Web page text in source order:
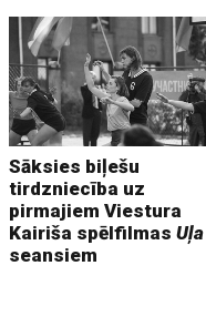
Sāksies biļešu
tirdzniecība uz
pirmajiem Viestura
Kairiša spēlfilmasUļa
seansiem